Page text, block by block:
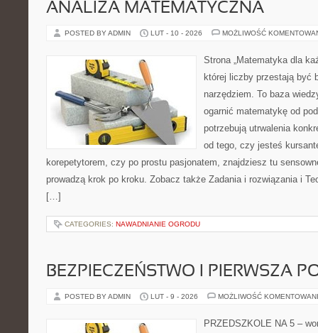
ANALIZA MATEMATYCZNA
POSTED BY ADMIN LUT - 10 - 2026 MOŻLIWOŚĆ
Strona „Matematyka dla
której liczby przestają być
narzędziem. To baza
ogarnić matematykę od
potrzebują utrwalenia
od tego, czy jesteś
korepetytorem, czy po prostu pasjonatem, znajdziesz tu
prowadzą krok po kroku. Zobacz także Zadania i rozwiązania i
[…]
CATEGORIES: NAWADNIANIE OGRODU
BEZPIECZEŃSTWO I PIERWSZA
POSTED BY ADMIN LUT - 9 - 2026 MOŻLIWOŚĆ
PRZEDSZKOLE NA 5 –